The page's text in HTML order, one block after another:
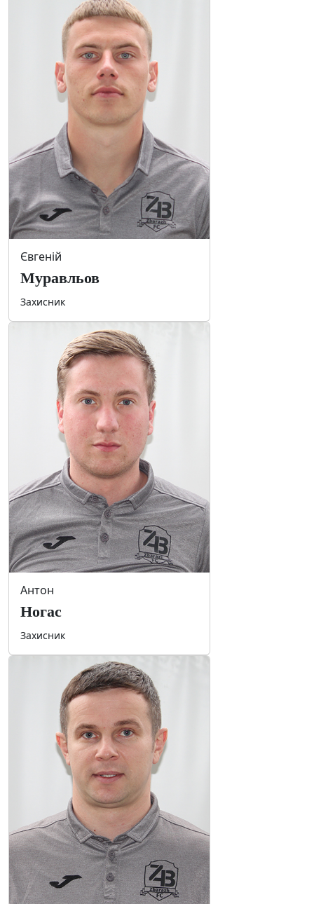
Євгеній
Муравльов
Захисник
Антон
Ногас
Захисник